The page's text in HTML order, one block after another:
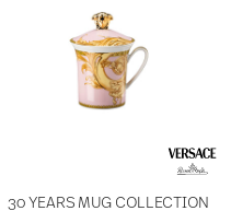
30 YEARS MUG COLLECTION